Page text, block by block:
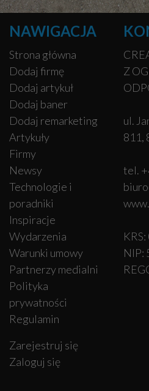
NAWIGACJA
Strona główna
Dodaj firmę
Dodaj artykuł
Dodaj baner
Dodaj remarketing
Artykuły
Firmy
Newsy
Technologie i
poradniki
Inspiracje
Wydarzenia
Warunki umowy
Partnerzy medialni
Polityka
prywatności
Regulamin
Zarejestruj się
Zaloguj się
Z
ul.
811,
tel.
NIP: